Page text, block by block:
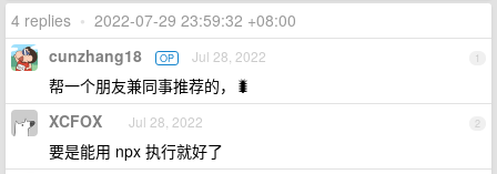
4 replies • 2022-07-29 23:59:32 +08:00
1
cunzhang18 OP Jul 28, 2022
帮一个朋友兼同事推荐的，🐛
2
XCFOX Jul 28, 2022
要是能用 npx 执行就好了